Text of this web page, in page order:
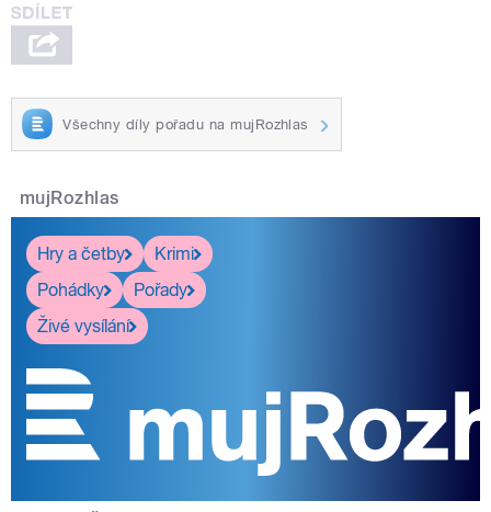
Všechny díly pořadu na mujRozhlas
mujRozhlas
Hry a četby
Krimi
Pohádky
Pořady
Živé vysílání